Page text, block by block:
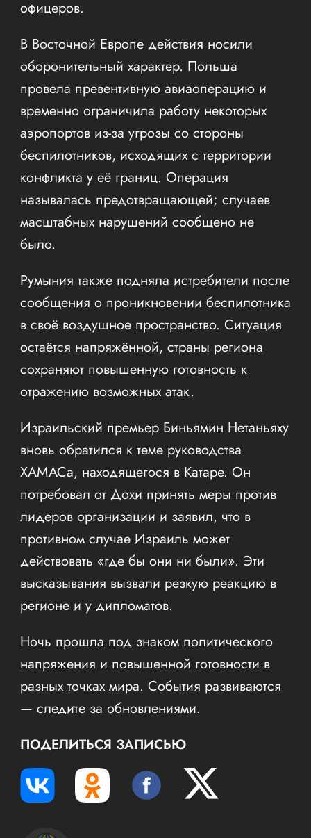
офицеров.
В Восточной Европе действия носили
оборонительный характер. Польша
провела превентивную авиаоперацию и
временно ограничила работу некоторых
аэропортов из-за угрозы со стороны
беспилотников, исходящих с территории
конфликта у её границ. Операция
называлась предотвращающей; случаев
масштабных нарушений сообщено не
было.
Румыния также подняла истребители после
сообщения о проникновении беспилотника
в своё воздушное пространство. Ситуация
остаётся напряжённой, страны региона
сохраняют повышенную готовность к
отражению возможных атак.
Израильский премьер Биньямин Нетаньяху
вновь обратился к теме руководства
ХАМАСа, находящегося в Катаре. Он
потребовал от Дохи принять меры против
лидеров организации и заявил, что в
противном случае Израиль может
действовать «где бы они ни были». Эти
высказывания вызвали резкую реакцию в
регионе и у дипломатов.
Ночь прошла под знаком политического
напряжения и повышенной готовности в
разных точках мира. События развиваются
— следите за обновлениями.
ПОДЕЛИТЬСЯ ЗАПИСЬЮ